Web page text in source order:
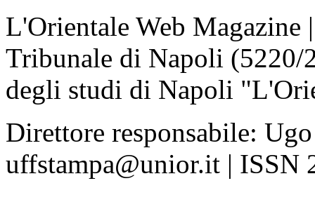
L'Orientale Web Magazine
Tribunale di Napoli
degli studi di Napoli
Direttore responsabile:
uffstampa@unior.it | ISSN